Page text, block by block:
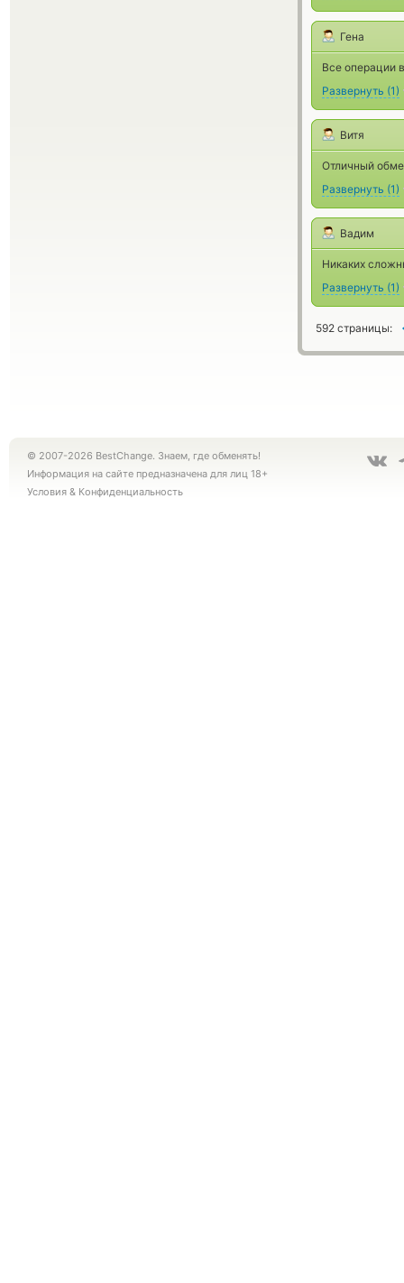
Гена
Все операции
Развернуть (1)
Витя
Отличный
Развернуть (1)
Вадим
Никаких
Развернуть (1)
592 страницы:
© 2007-2026 BestChange. Знаем, где обменять!
Информация на сайте предназначена для лиц 18+
Условия & Конфиденциальность